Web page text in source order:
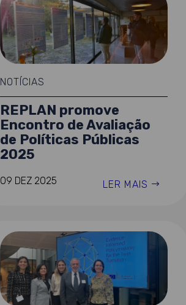
NOTÍCIAS
REPLAN promove
Encontro de Avaliação
de Políticas Públicas
2025
09 DEZ 2025 LER MAIS